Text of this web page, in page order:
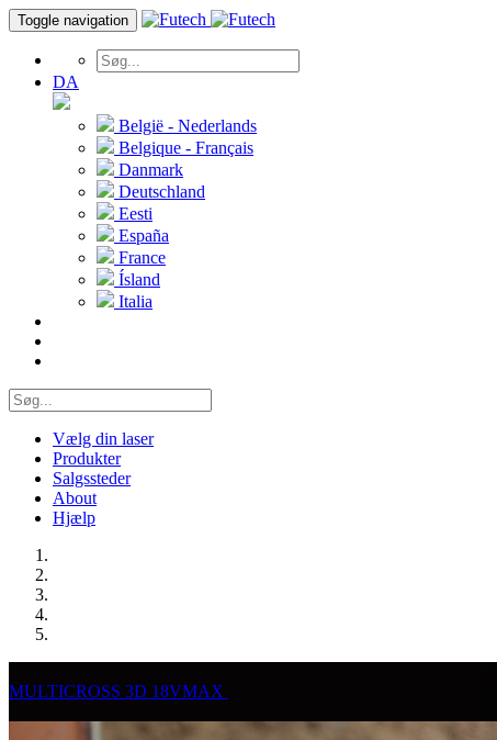
Toggle navigation
DA
België - Nederlands
Belgique - Français
Danmark
Deutschland
Eesti
España
France
Ísland
Italia
Vælg din laser
Produkter
Salgssteder
About
Hjælp
MULTICROSS 3D 18VMAX